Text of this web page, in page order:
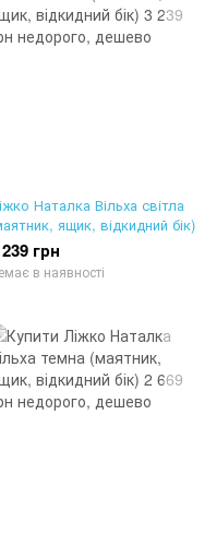
Наталка Вільха світла
ящик, відкидний бік)
грн
в наявності